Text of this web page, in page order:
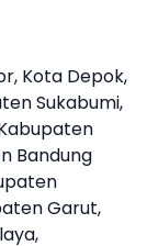
Kota Depok,
Sukabumi,
Bandung
Garut,